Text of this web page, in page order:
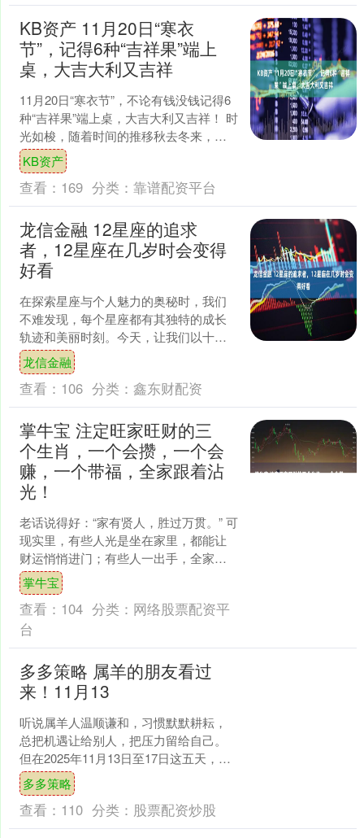
KB资产 11月20日“寒衣
节”，记得6种“吉祥果”端上
桌，大吉大利又吉祥
11月20日“寒衣节”，不论有钱没钱记得6
种“吉祥果”端上桌，大吉大利又吉祥！ 时
光如梭，随着时间的推移秋去冬来，在
农历的十月初一，也是冬月的第一天是
传统的”寒....
KB资产
查看： 169 分类： 靠谱配资平台
龙信金融 12星座的追求
者，12星座在几岁时会变得
好看
在探索星座与个人魅力的奥秘时，我们
不难发现，每个星座都有其独特的成长
轨迹和美丽时刻。今天，让我们以十二
星座为线索，揭开他们成长过程中那些
令人瞩目的变化。 首先，....
龙信金融
查看： 106 分类： 鑫东财配资
掌牛宝 注定旺家旺财的三
个生肖，一个会攒，一个会
赚，一个带福，全家跟着沾
光！
老话说得好：“家有贤人，胜过万贯。” 可
现实里，有些人光是坐在家里，都能让
财运悄悄进门；有些人一出手，全家吃
喝不愁、日子越过越敞亮。这不是玄
学，而是性格决定命运....
掌牛宝
查看： 104 分类： 网络股票配资平
台
多多策略 属羊的朋友看过
来！11月13
听说属羊人温顺谦和，习惯默默耕耘，
总把机遇让给别人，把压力留给自己。
但在2025年11月13日至17日这五天，天
意却为你们准备了一份不容退让的“成长
礼物”，那....
多多策略
查看： 110 分类： 股票配资炒股